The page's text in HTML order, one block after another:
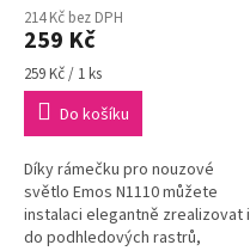
214 Kč bez DPH
259 Kč
Měrná
cena:
259 Kč / 1 ks
Do košíku
Díky rámečku pro nouzové
světlo Emos N1110 můžete
instalaci elegantně zrealizovat i
do podhledových rastrů,